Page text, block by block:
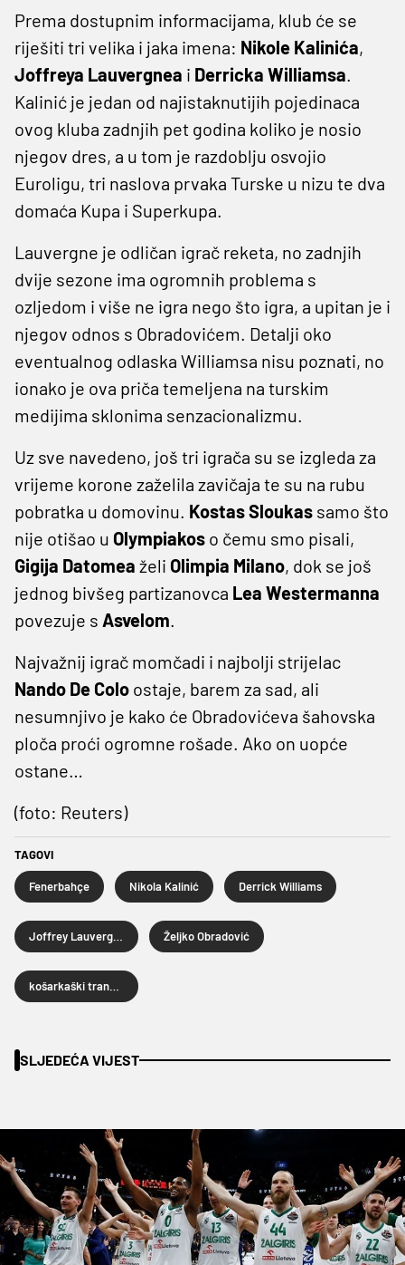
Prema dostupnim informacijama, klub će se
riješiti tri velika i jaka imena: Nikole Kalinića,
Joffreya Lauvergnea i Derricka Williamsa.
Kalinić je jedan od najistaknutijih pojedinaca
ovog kluba zadnjih pet godina koliko je nosio
njegov dres, a u tom je razdoblju osvojio
Euroligu, tri naslova prvaka Turske u nizu te dva
domaća Kupa i Superkupa.
Lauvergne je odličan igrač reketa, no zadnjih
dvije sezone ima ogromnih problema s
ozljedom i više ne igra nego što igra, a upitan je i
njegov odnos s Obradovićem. Detalji oko
eventualnog odlaska Williamsa nisu poznati, no
ionako je ova priča temeljena na turskim
medijima sklonima senzacionalizmu.
Uz sve navedeno, još tri igrača su se izgleda za
vrijeme korone zaželila zavičaja te su na rubu
pobratka u domovinu. Kostas Sloukas samo što
nije otišao u Olympiakos o čemu smo pisali,
Gigija Datomea želi Olimpia Milano, dok se još
jednog bivšeg partizanovca Lea Westermanna
povezuje s Asvelom.
Najvažnij igrač momčadi i najbolji strijelac
Nando De Colo ostaje, barem za sad, ali
nesumnjivo je kako će Obradovićeva šahovska
ploča proći ogromne rošade. Ako on uopće
ostane…
(foto: Reuters)
TAGOVI
Fenerbahçe Nikola Kalinić Derrick Williams
Željko Obradović
SLJEDEĆA VIJEST